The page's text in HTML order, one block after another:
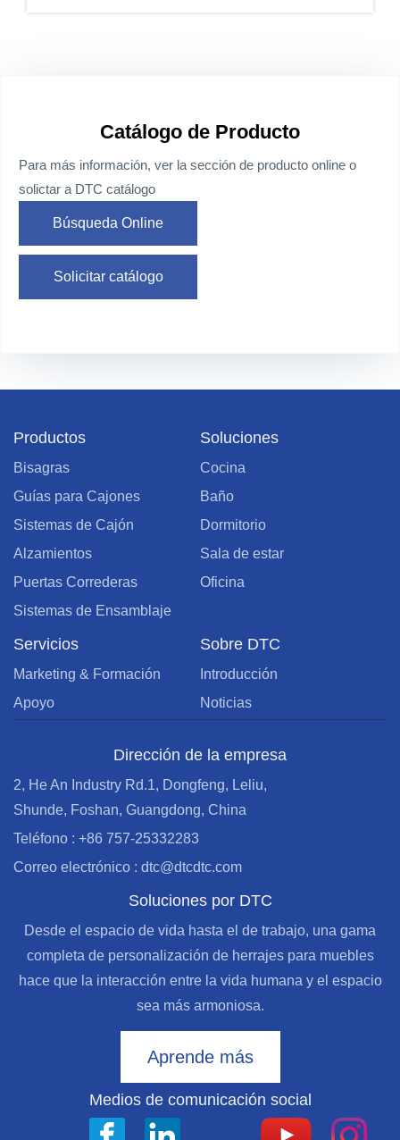
Catálogo de Producto
Para más información, ver la sección de producto online o
solictar a DTC catálogo
Búsqueda Online
Solicitar catálogo
Productos
Bisagras
Guías para Cajones
Sistemas de Cajón
Alzamientos
Puertas Correderas
Sistemas de Ensamblaje
Soluciones
Cocina
Baño
Dormitorio
Sala de estar
Oficina
Servicios
Marketing & Formación
Apoyo
Sobre DTC
Introducción
Noticias
Dirección de la empresa
2, He An Industry Rd.1, Dongfeng, Leliu,
Shunde, Foshan, Guangdong, China
Teléfono : +86 757-25332283
Correo electrónico : dtc@dtcdtc.com
Soluciones por DTC
Desde el espacio de vida hasta el de trabajo, una gama
completa de personalización de herrajes para muebles
hace que la interacción entre la vida humana y el espacio
sea más armoniosa.
Aprende más
Medios de comunicación social